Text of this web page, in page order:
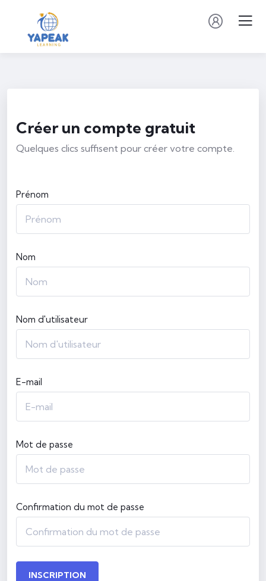
Créer un compte gratuit
Quelques clics suffisent pour créer votre compte.
Prénom
Nom
Nom d'utilisateur
E-mail
Mot de passe
Confirmation du mot de passe
INSCRIPTION